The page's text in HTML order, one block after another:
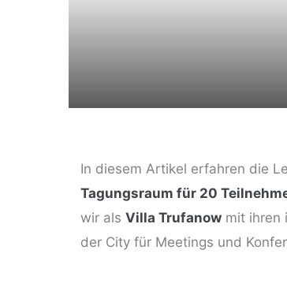
In diesem Artikel erfahren die
Tagungsraum für 20
wir als Villa Trufanow mit ihren
der City für Meetings und